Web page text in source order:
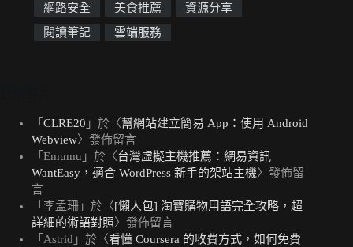
網路安全
美食推薦
資源分享
閱讀筆記
雲端服務
「 CLRE20 」於〈幫網站建立簡易 App：使用 Android
Webview〉發佈留言
「 Emumu 」於〈台灣虛擬主機推薦：網易資訊
WantEasy，適合 WordPress 新手的架站主機〉發佈留
言
「 李孟珊 」於〈[懶人包] 淘寶購物用語完全攻略，超
詳細的術語對照〉發佈留言
「 Astrid 」於〈看懂 Coursera 的收費方式，如何免費